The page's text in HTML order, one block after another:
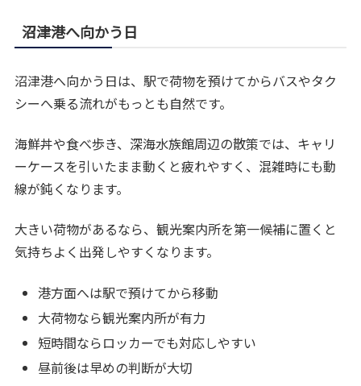
沼津港へ向かう日
沼津港へ向かう日は、駅で荷物を預けてからバスやタク
シーへ乗る流れがもっとも自然です。
海鮮丼や食べ歩き、深海水族館周辺の散策では、キャリ
ーケースを引いたまま動くと疲れやすく、混雑時にも動
線が鈍くなります。
大きい荷物があるなら、観光案内所を第一候補に置くと
気持ちよく出発しやすくなります。
港方面へは駅で預けてから移動
大荷物なら観光案内所が有力
短時間ならロッカーでも対応しやすい
昼前後は早めの判断が大切